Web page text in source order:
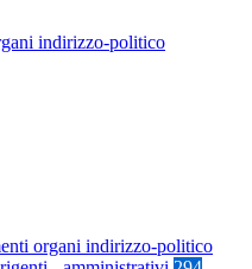
indirizzo-politico
organi indirizzo-politico